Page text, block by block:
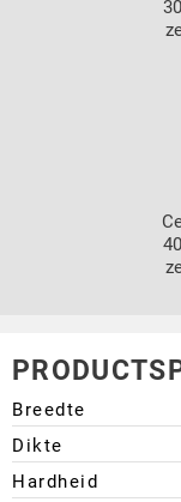
Breedte
Dikte
Hardheid